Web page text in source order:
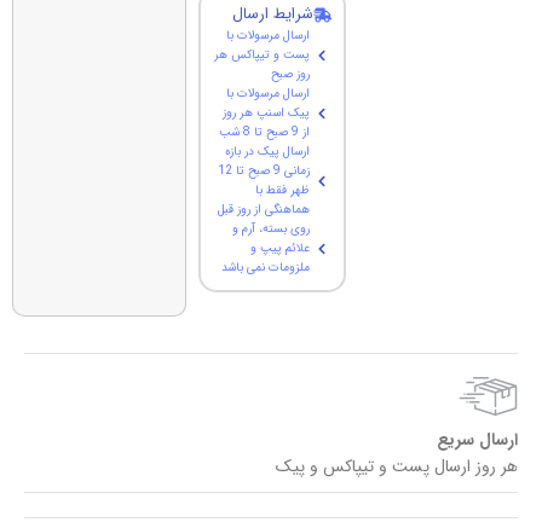
شرایط ارسال
ارسال مرسولات با
پست و تیپاکس هر
روز صبح
ارسال مرسولات با
پیک اسنپ هر روز
از 9 صبح تا 8 شب
ارسال پیک در بازه
زمانی 9 صبح تا 12
ظهر فقط با
هماهنگی از روز قبل
روی بسته، آرم و
علائم پیپ و
ملزومات نمی باشد
ارسال سریع
هر روز ارسال پست و تیپاکس و پیک